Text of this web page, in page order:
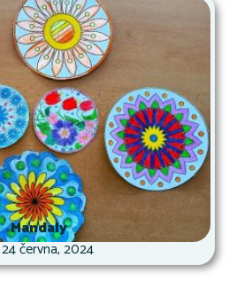
Mandaly
24 června, 2024